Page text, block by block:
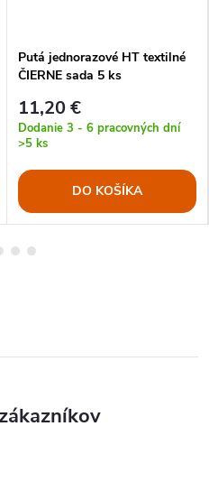
Putá jednorazové HT textilné
ČIERNE sada 5 ks
11,20 €
Dodanie 3 - 6 pracovných dní
>5 ks
DO KOŠÍKA